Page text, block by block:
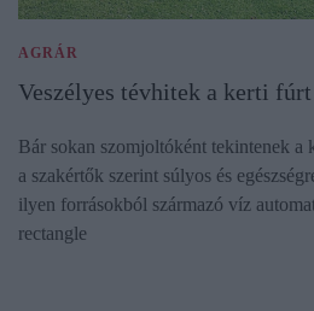
AGRÁR
Veszélyes tévhitek a kerti
Bár sokan szomjoltóként tekintenek a
a szakértők szerint súlyos és
ilyen forrásokból származó víz
rectangle